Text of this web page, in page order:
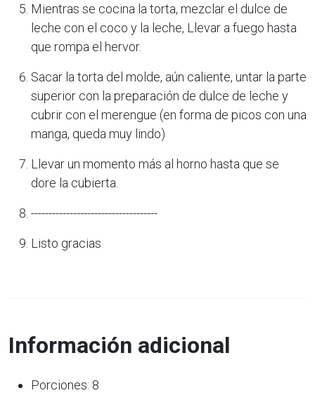
Mientras se cocina la torta, mezclar el dulce de
leche con el coco y la leche, Llevar a fuego hasta
que rompa el hervor.
Sacar la torta del molde, aún caliente, untar la parte
superior con la preparación de dulce de leche y
cubrir con el merengue (en forma de picos con una
manga, queda muy lindo)
Llevar un momento más al horno hasta que se
dore la cubierta.
------------------------------------
Listo gracias
Información adicional
Porciones: 8